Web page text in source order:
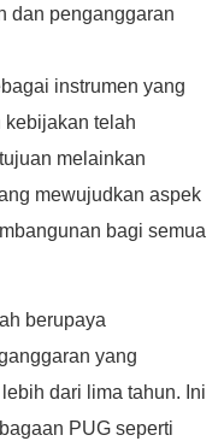
dan penganggaran
instrumen yang
kebijakan telah
melainkan
mewujudkan aspek
bagi semua
berupaya
yang
dari lima tahun. Ini
PUG seperti